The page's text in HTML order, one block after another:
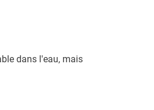
dans l'eau, mais